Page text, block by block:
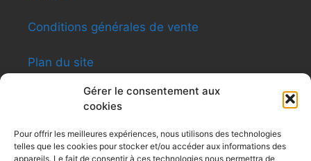
Gérer le consentement aux
cookies
Pour offrir les meilleures expériences, nous utilisons des technologies
telles que les cookies pour stocker et/ou accéder aux informations des
appareils. Le fait de consentir à ces technologies nous permettra de
Conditions générales de vente
Plan du site
INFORMATIONS
Shen-ti Caldas Formation